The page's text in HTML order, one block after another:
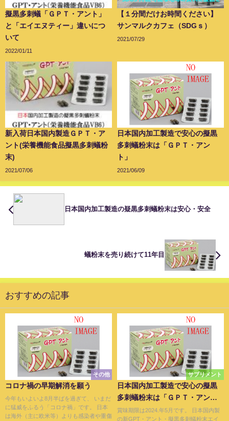
擬黒多刺蟻「ＧＰＴ・アント」
と「エイエヌティー」違いにつ
いて
2022/01/11
【１分間だけお時間ください】
サンマルクカフェ（SDGｓ）
2021/07/29
新入荷日本国内製造ＧＰＴ・ア
ント(栄養機能食品擬黒多刺蟻粉
末)
2021/07/06
日本国内加工製造で安心の擬黒
多刺蟻粉末は「ＧＰＴ・アン
ト」
2021/06/09
日本国内加工製造の疑黒多刺蟻粉末は安心・安全
蟻粉末を売り続けて11年目
おすすめの記事
その他
コロナ禍の早期解消を願う
今年もいよいよ8月半ばを過ぎて、 いまだ
に猛威をふるう「コロナ禍」です。 日本
は海外（主に欧米等）よりも感染者や重傷
サプリメント
日本国内加工製造で安心の擬黒
多刺蟻粉末は「ＧＰＴ・アン
ト」
賞味期限は2024.年5月です。 日本国内製
の新GPT・アント・擬黒多刺蟻粉末エイ